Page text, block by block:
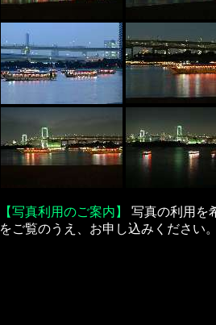
【写真利用のご案内】
写真の利用を
をご覧のうえ、お申し込みください